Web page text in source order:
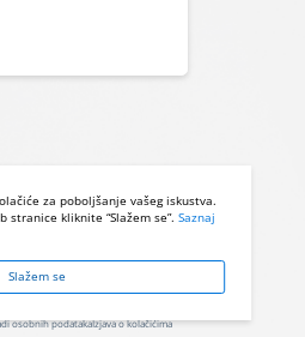
za poboljšanje vašeg iskustva.
stranice kliknite “Slažem se”.Saznaj
Slažem se
osobnih podatakaIzjava o kolačićima